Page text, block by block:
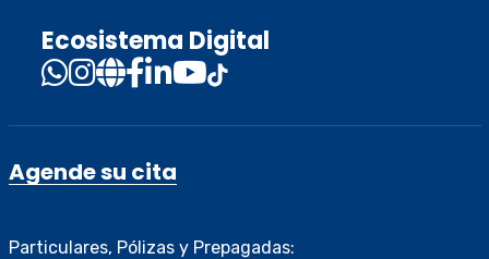
Ecosistema Digital
Agende su cita
Particulares, Pólizas y Prepagadas: